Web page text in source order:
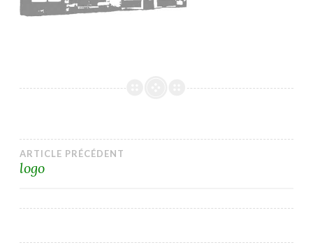
Navigation
ARTICLE PRÉCÉDENT
logo